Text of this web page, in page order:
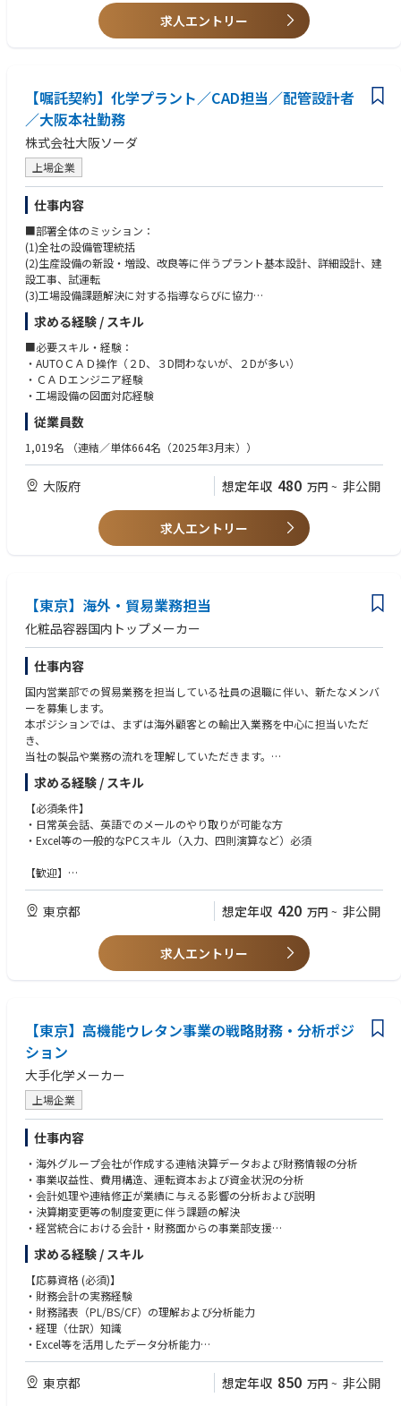
財務戦略の立案・実行
予算策定・予実管理
金融機関対応
M&Aの検討・実行（将来的に想定）
〇経理・会計
月次・四半期・年次決算
子会社を含む連結決算
海外子会社の経営管理・支援
開示資料の作成
会計論点の整理
グローバル経理体制の構築
〇コーポレートマネジメント
管理部門（経理・財務・法務・人事・情報システム等）のマネジメント
CEO・経営陣との経営議論
コーポレートガバナンスの高度化
全社横断プロジェクトの推進
海外展開・M&Aを見据えた管理体制の構築
IPO準備を責任者または中心メンバーとして推進した経験
資本政策、資金調達、IRなど企業価値向上に携わった経験
公認会計士資格または日商簿記1級
【人物像】
CEOの右腕として、経営課題に当事者意識を持って向き合える方
管理部門として適切なけん制機能を果たしながら、事業成長を支援できる
方
「守り」と「攻め」のどちらかに専門性を持ち、未経験領域にも積極的に
取り組める方
完成された仕組みを運用するだけでなく、必要な体制やルールを自ら設計
できる方
専門性の異なるメンバーを尊重し、チームとして成果を出せる方
不確実性の高い環境でも、優先順位をつけて意思決定・実行できる方
ディープテック企業の長期的な企業価値向上に関心を持てる方
求人エントリー
【嘱託契約】化学プラント／CAD担当／配管設計者
／大阪本社勤務
株式会社大阪ソーダ
上場企業
仕事内容
■部署全体のミッション：
(1)全社の設備管理統括
(2)生産設備の新設・増設、改良等に伴うプラント基本設計、詳細設計、建
設工事、試運転
(3)工場設備課題解決に対する指導ならびに協力
(4)設備保全情報の収集と社内伝達
■本ポジションのミッション：
(1)工場設備投資計画及び工場保全計画の実行
(2)生産設備の新設・増設、改良等に伴なうプラント基本設計、詳細設計、
建設工事
■具体的な業務内容：
(1)AUTOCADによるプラント配置計画、配管計画図の作成
(3)既存CAD図面の修正
■部署の人数・年齢構成：
（社内）設備管理部メンバーからの依頼による業務対応
（社外）社内業務であるが、他工場メンバーとのメール、電話での確認業
務あり
■出張：
求める経験 / スキル
■必要スキル・経験：
・AUTOＣＡＤ操作（２D、３D問わないが、２Dが多い）
・ＣＡＤエンジニア経験
・工場設備の図面対応経験
従業員数
1,019名 （連結／単体664名（2025年3月末））
大阪府 想定年収 480 万円 ~ 非公開
求人エントリー
【東京】海外・貿易業務担当
化粧品容器国内トップメーカー
仕事内容
国内営業部での貿易業務を担当している社員の退職に伴い、新たなメンバ
ーを募集します。
本ポジションでは、まずは海外顧客との輸出入業務を中心に担当いただ
き、
当社の製品や業務の流れを理解していただきます。
その後は、ご経験や習熟度に応じて、国内営業業務にも業務範囲を広げて
いただくことを想定しています。
海外とのやり取りだけでなく、社内の技術部門・製造部門と連携しながら
納期や生産を調整し、将来的には既存顧客への提案や新規案件の受注活動
など、
「貿易業務の経験を活かしながら、営業としてもキャリアを広げたい」
方を歓迎します。
まずは海外顧客向けの貿易業務を中心に担当いただきます。
・海外得意先および生産工場との納期調整（主にメール）
・請求書発行、入金確認
・乙仲（通関・物流会社）や保険会社との窓口対応
・社内関係部署との各種調整
[将来的に担当いただく業務]
・国内顧客への営業活動
・既存顧客へのフォロー、案件管理
・新規案件の受注活動
・デリバリー管理
・技術、製造、生産管理部門との社内調整
貿易業務にとどまらず、営業として顧客との関係構築や新規案件の獲得ま
で携われるため、業務の幅を広げながら成長できる環境です。
■プラスチックや化粧品容器は未経験でも問題ございません。
ほとんどの入社者は未経験です。入社後に弊社技術部や工場を含めた研修
でものづくりを学ぶことが出来ます。
貿易業務、営業活動も上司や先輩社員との同行から始め、徐々に独り立ち
していただきます。
求める経験 / スキル
【必須条件】
・日常英会話、英語でのメールのやり取りが可能な方
・Excel等の一般的なPCスキル（入力、四則演算など）必須
【歓迎】
・海外貿易業務のご経験者
・メーカーでの業務経験があり、ものづくりの流れがわかる方（営業経験
者尚可）
【求める人物像】
・明るくコミュニケーション能力がある方。
東京都 想定年収 420 万円 ~ 非公開
求人エントリー
【東京】高機能ウレタン事業の戦略財務・分析ポジ
ション
大手化学メーカー
上場企業
仕事内容
・海外グループ会社が作成する連結決算データおよび財務情報の分析
・事業収益性、費用構造、運転資本および資金状況の分析
・会計処理や連結修正が業績に与える影響の分析および説明
・決算期変更等の制度変更に伴う課題の解決
・経営統合における会計・財務面からの事業部支援
・海外グループ会社とのコミュニケーションおよび会議対応
求める経験 / スキル
【応募資格 (必須)】
・財務会計の実務経験
・財務諸表（PL/BS/CF）の理解および分析能力
・経理（仕訳）知識
・Excel等を活用したデータ分析能力
・英語でのコミュニケーションが可能であること
・日商簿記2級以上
・時差対応等の柔軟な働き方が可能な方
東京都 想定年収 850 万円 ~ 非公開